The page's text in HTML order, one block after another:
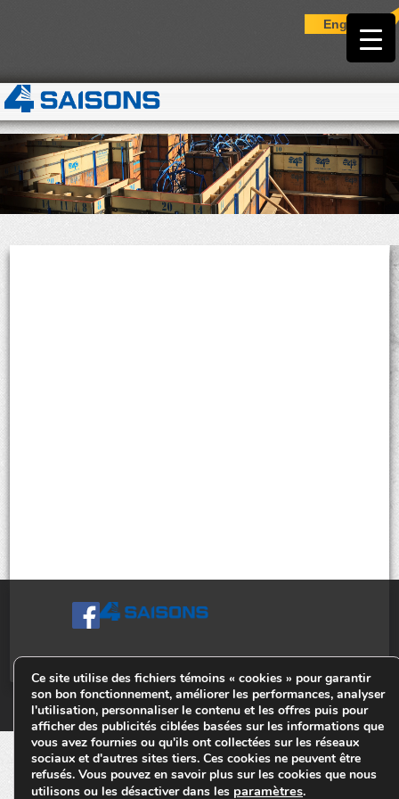
English
© Tiges 4 Saisons. Tous droits réservés 2013-2026.
Ce site utilise des fichiers témoins « cookies » pour garantir
son bon fonctionnement, améliorer les performances, analyser
l'utilisation, personnaliser le contenu et les offres puis pour
afficher des publicités ciblées basées sur les informations que
vous avez fournies ou qu'ils ont collectées sur les réseaux
sociaux et d'autres sites tiers. Ces cookies ne peuvent être
refusés. Vous pouvez en savoir plus sur les cookies que nous
utilisons ou les désactiver dans les paramètres.